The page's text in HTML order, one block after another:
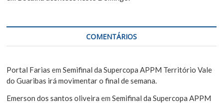
COMENTÁRIOS
Portal Farias emSemifinal da Supercopa APPM Território Vale
do Guaribas irá movimentar o final de semana.
Emerson dos santos oliveira emSemifinal da Supercopa APPM